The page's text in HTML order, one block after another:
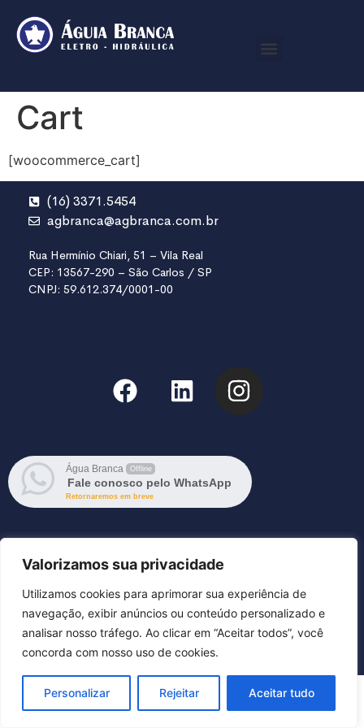
Valorizamos sua privacidade
Utilizamos cookies para aprimorar sua experiência de
navegação, exibir anúncios ou conteúdo personalizado e
analisar nosso tráfego. Ao clicar em “Aceitar todos”, você
concorda com nosso uso de cookies.
Personalizar Rejeitar Aceitar tudo
Cart
[woocommerce_cart]
(16) 3371.5454
agbranca@agbranca.com.br
Rua Hermínio Chiari, 51 – Vila Real
CEP: 13567-290 – São Carlos / SP
CNPJ: 59.612.374/0001-00
Água Branca Offline
Fale conosco pelo WhatsApp
Retornaremos em breve